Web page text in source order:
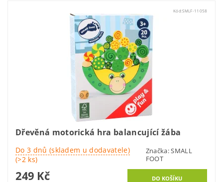
Kód:SMLF-11058
Dřevěná motorická hra balancující žába
Do 3 dnů (skladem u dodavatele)
(>2 ks)
Značka:SMALL
FOOT
249 Kč